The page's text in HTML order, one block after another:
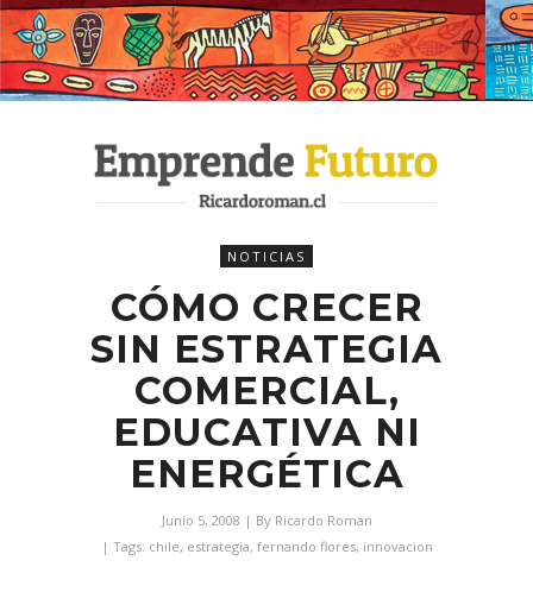
NOTICIAS
CÓMO CRECER
SIN ESTRATEGIA
COMERCIAL,
EDUCATIVA NI
ENERGÉTICA
Junio 5, 2008 | By Ricardo Roman
| Tags: chile, estrategia, fernando flores, innovacion